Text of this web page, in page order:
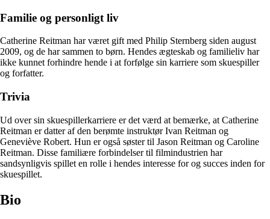
Familie og personligt liv
Catherine Reitman har været gift med Philip Sternberg siden august
2009, og de har sammen to børn. Hendes ægteskab og familieliv har
ikke kunnet forhindre hende i at forfølge sin karriere som skuespiller
og forfatter.
Trivia
Ud over sin skuespillerkarriere er det værd at bemærke, at Catherine
Reitman er datter af den berømte instruktør Ivan Reitman og
Geneviève Robert. Hun er også søster til Jason Reitman og Caroline
Reitman. Disse familiære forbindelser til filmindustrien har
sandsynligvis spillet en rolle i hendes interesse for og succes inden for
skuespillet.
Bio